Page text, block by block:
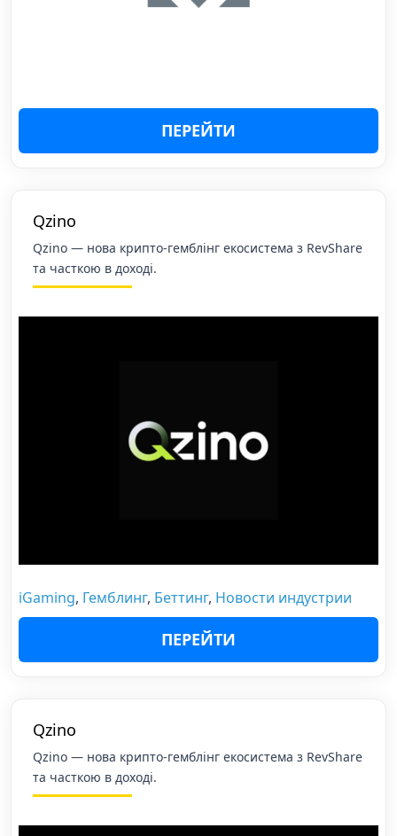
ПЕРЕЙТИ
Qzino
Qzino — нова крипто-гемблінг екосистема з RevShare
та часткою в доході.
iGaming, Гемблинг, Беттинг, Новости индустрии
ПЕРЕЙТИ
Qzino
Qzino — нова крипто-гемблінг екосистема з RevShare
та часткою в доході.